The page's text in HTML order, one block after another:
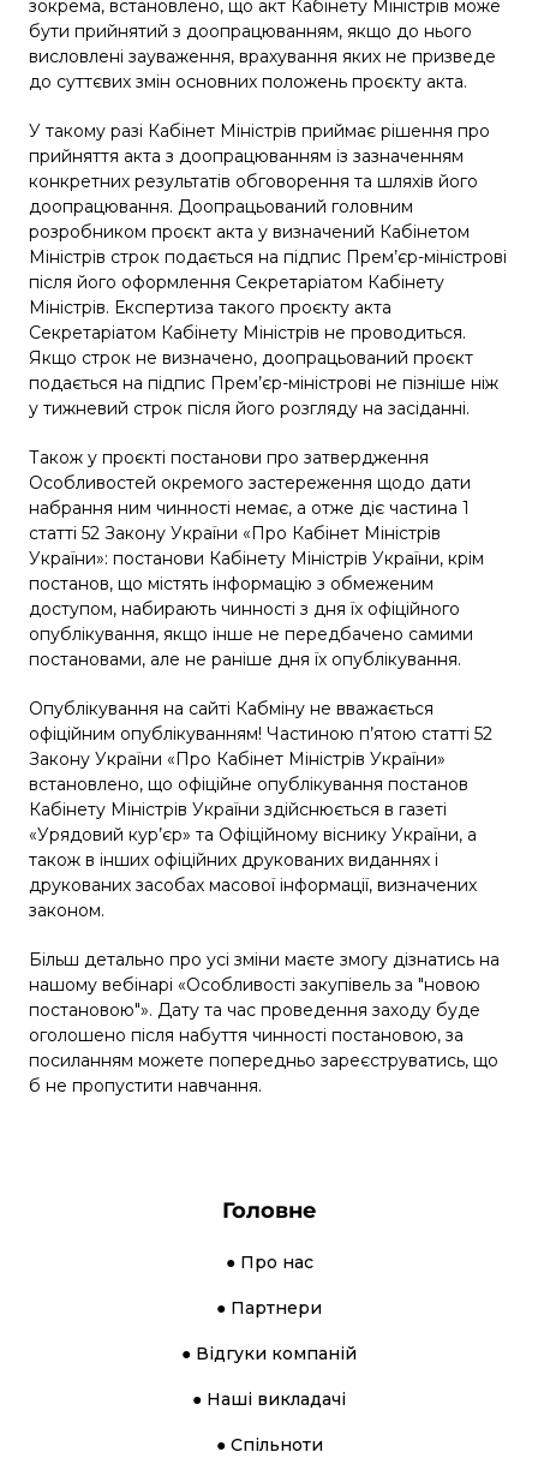
зокрема, встановлено, що акт Кабінету Міністрів може
бути прийнятий з доопрацюванням, якщо до нього
висловлені зауваження, врахування яких не призведе
до суттєвих змін основних положень проєкту акта.
У такому разі Кабінет Міністрів приймає рішення про
прийняття акта з доопрацюванням із зазначенням
конкретних результатів обговорення та шляхів його
доопрацювання. Доопрацьований головним
розробником проєкт акта у визначений Кабінетом
Міністрів строк подається на підпис Прем’єр-міністрові
після його оформлення Секретаріатом Кабінету
Міністрів. Експертиза такого проєкту акта
Секретаріатом Кабінету Міністрів не проводиться.
Якщо строк не визначено, доопрацьований проєкт
подається на підпис Прем’єр-міністрові не пізніше ніж
у тижневий строк після його розгляду на засіданні.
Також у проєкті постанови про затвердження
Особливостей окремого застереження щодо дати
набрання ним чинності немає, а отже діє частина 1
статті 52 Закону України «Про Кабінет Міністрів
України»: постанови Кабінету Міністрів України, крім
постанов, що містять інформацію з обмеженим
доступом, набирають чинності з дня їх офіційного
опублікування, якщо інше не передбачено самими
постановами, але не раніше дня їх опублікування.
Опублікування на сайті Кабміну не вважається
офіційним опублікуванням! Частиною п’ятою статті 52
Закону України «Про Кабінет Міністрів України»
встановлено, що офіційне опублікування постанов
Кабінету Міністрів України здійснюється в газеті
«Урядовий кур’єр» та Офіційному віснику України, а
також в інших офіційних друкованих виданнях і
друкованих засобах масової інформації, визначених
законом.
Більш детально про усі зміни маєте змогу дізнатись на
нашому вебінарі «Особливості закупівель за "новою
постановою"». Дату та час проведення заходу буде
оголошено після набуття чинності постановою, за
посиланням можете попередньо зареєструватись, що
б не пропустити навчання.
Головне
● Про нас
● Партнери
● Відгуки компаній
● Наші викладачі
● Спільноти